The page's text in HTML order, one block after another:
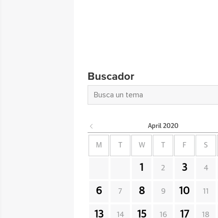
Buscador
April 2020
M W F S
1 2 3 4
6 7 8 9 10 11
13 14 15 16 17 18